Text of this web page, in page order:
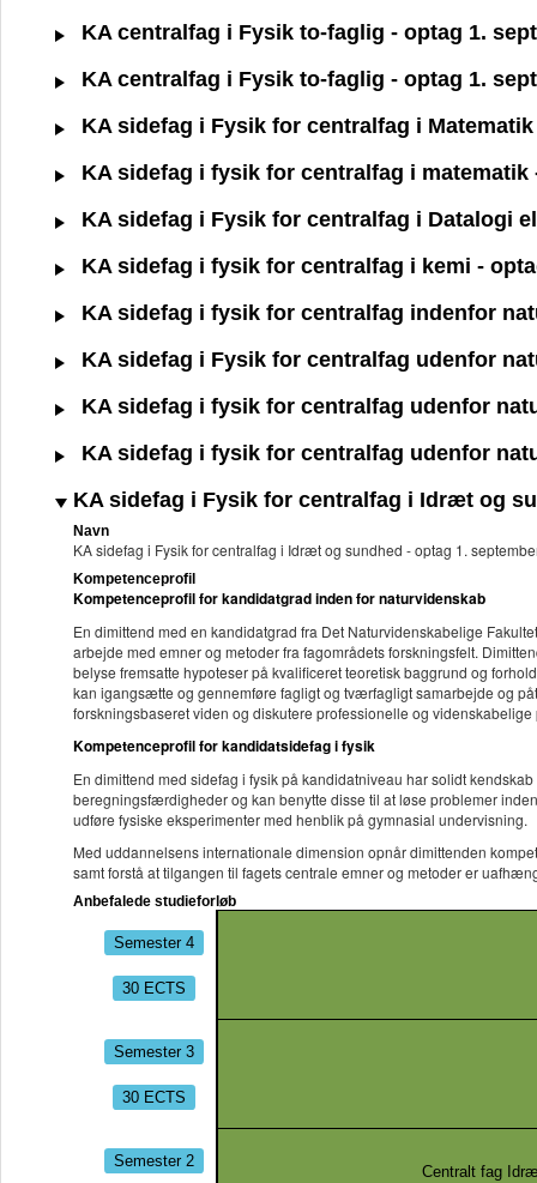
KA centralfag i Fysik to-faglig - optag 1.
KA centralfag i Fysik to-faglig - optag 1.
KA sidefag i Fysik for centralfag i
KA sidefag i fysik for centralfag i matematik
KA sidefag i Fysik for centralfag i Datalogi
KA sidefag i fysik for centralfag i kemi -
KA sidefag i fysik for centralfag indenfor
KA sidefag i Fysik for centralfag udenfor
KA sidefag i fysik for centralfag udenfor
KA sidefag i fysik for centralfag udenfor
KA sidefag i Fysik for centralfag i Idræt og
Navn
KA sidefag i Fysik for centralfag i Idræt og sundhed - optag 1.
Kompetenceprofil
Kompetenceprofil for kandidatgrad inden for naturvidenskab
En dimittend med en kandidatgrad fra Det Naturvidenskabelige
arbejde med emner og metoder fra fagområdets forskningsfelt.
belyse fremsatte hypoteser på kvalificeret teoretisk baggrund og
kan igangsætte og gennemføre fagligt og tværfagligt samarbejde og
forskningsbaseret viden og diskutere professionelle og
Kompetenceprofil for kandidatsidefag i fysik
En dimittend med sidefag i fysik på kandidatniveau har solidt
beregningsfærdigheder og kan benytte disse til at løse problemer
udføre fysiske eksperimenter med henblik på gymnasial undervisning.
Med uddannelsens internationale dimension opnår dimittenden
samt forstå at tilgangen til fagets centrale emner og metoder er
Anbefalede studieforløb
Semester 4
30 ECTS
Semester 3
30 ECTS
Semester 2
Centralt fag